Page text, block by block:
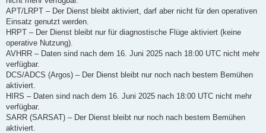
APT/LRPT – Der Dienst bleibt aktiviert, darf aber nicht für den operativen
Einsatz genutzt werden.
HRPT – Der Dienst bleibt nur für diagnostische Flüge aktiviert (keine
operative Nutzung).
AVHRR – Daten sind nach dem 16. Juni 2025 nach 18:00 UTC nicht mehr
verfügbar.
DCS/ADCS (Argos) – Der Dienst bleibt nur noch nach bestem Bemühen
aktiviert.
HIRS – Daten sind nach dem 16. Juni 2025 nach 18:00 UTC nicht mehr
verfügbar.
SARR (SARSAT) – Der Dienst bleibt nur noch nach bestem Bemühen
aktiviert.